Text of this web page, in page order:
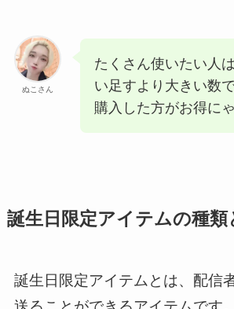
ぬこさん
たくさん使いたい人
い足すより大きい数
購入した方がお得にゃ
誕生日限定アイテムの種類
誕生日限定アイテムとは、配信